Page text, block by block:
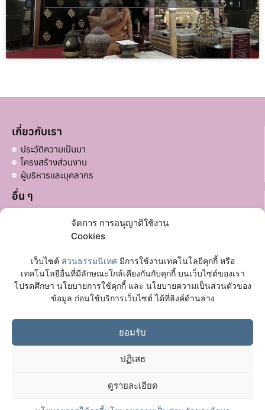
จัดการ การอนุญาติใช้งาน
Cookies
เว็บไซต์ ส่วนธรรมนิเทศมีการใช้งานเทคโนโลยีคุกกี้ หรือ
เทคโนโลยีอื่นที่มีลักษณะใกล้เคียงกันกับคุกกี้ บนเว็บไซต์ของเรา
โปรดศึกษา นโยบายการใช้คุกกี้ และ นโยบายความเป็นส่วนตัวของ
ข้อมูล ก่อนใช้บริการเว็บไซต์ ได้ที่ลิงค์ด้านล่าง
ยอมรับ
ปฏิเสธ
ดูรายละเอียด
เกี่ยวกับเรา
ประวัติความเป็นมา
โครงสร้างส่วนงาน
ผู้บริหารและบุคลากร
อื่น ๆ
ลิงก์ที่เกี่ยวข้อง
มหาวิทยาลัยมหาจุฬาลงกรณราชวิทยาลัย
เฟซบุ๊กเพจ
ติดต่อเรา
ต.ลำไทร อ.วังน้อย จ.พระนครศรีอยุธยา